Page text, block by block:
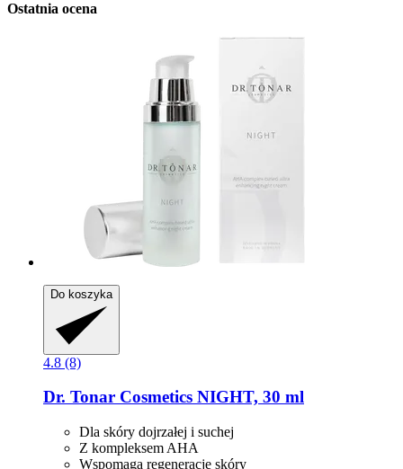
Ostatnia ocena
Do koszyka
4.8 (8)
Dr. Tonar Cosmetics NIGHT, 30 ml
Dla skóry dojrzałej i suchej
Z kompleksem AHA
Wspomaga regenerację skóry